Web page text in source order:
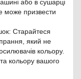
або в сушарці
може призвести
Старайтеся
який не
кольору.
кольору вашого